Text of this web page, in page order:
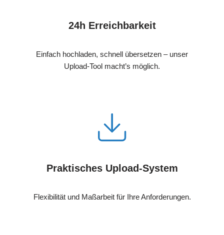
24h Erreichbarkeit
Einfach hochladen, schnell übersetzen – unser
Upload-Tool macht’s möglich.
Praktisches Upload-System
Flexibilität und Maßarbeit für Ihre Anforderungen.